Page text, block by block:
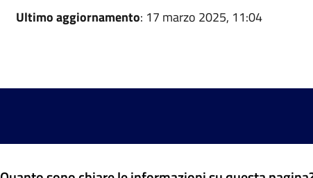
Ultimo aggiornamento: 17 marzo 2025, 11:04